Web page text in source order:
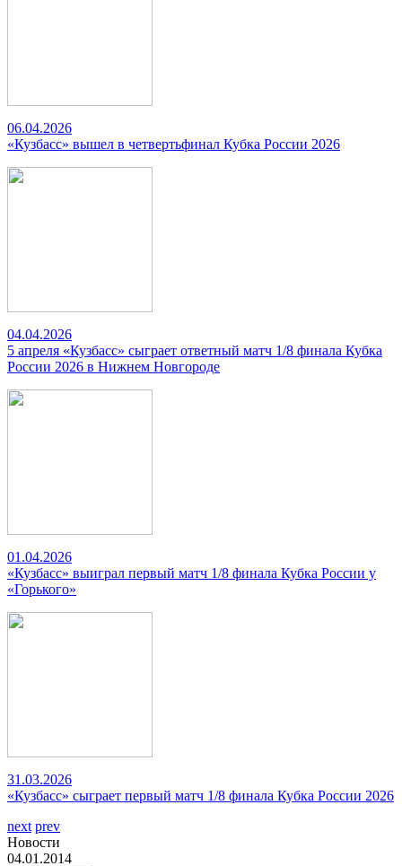
06.04.2026
«Кузбасс» вышел в четвертьфинал Кубка России 2026
04.04.2026
5 апреля «Кузбасс» сыграет ответный матч 1/8 финала Кубка
России 2026 в Нижнем Новгороде
01.04.2026
«Кузбасс» выиграл первый матч 1/8 финала Кубка России у
«Горького»
31.03.2026
«Кузбасс» сыграет первый матч 1/8 финала Кубка России 2026
next prev
Новости
04.01.2014